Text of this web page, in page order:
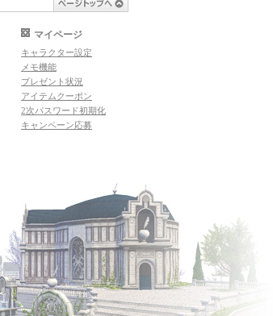
マイページ
キャラクター設定
メモ機能
プレゼント状況
アイテムクーポン
2次パスワード初期化
キャンペーン応募